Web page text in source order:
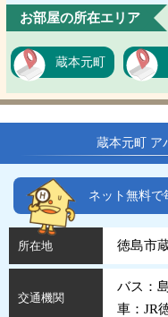
お部屋の所在エリア
蔵本元町
蔵本元町 ア
ネット無料で
所在地 徳島市
交通機関
バス：
車：JR